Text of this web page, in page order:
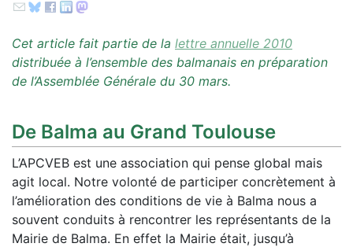
Cet article fait partie de la lettre annuelle 2010
distribuée à l’ensemble des balmanais en préparation
de l’Assemblée Générale du 30 mars.
De Balma au Grand Toulouse
L’APCVEB est une association qui pense global mais
agit local. Notre volonté de participer concrètement à
l’amélioration des conditions de vie à Balma nous a
souvent conduits à rencontrer les représentants de la
Mairie de Balma. En effet la Mairie était, jusqu’à